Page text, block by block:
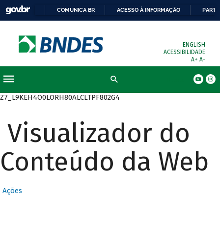
COMUNICA BR ACESSO À INFORMAÇÃO
ENGLISH
ACESSIBILIDADE
A+ A-
Z7_L9KEH4O0LORH80ALCLTPF802G4
Visualizador do
Conteúdo da Web
Ações